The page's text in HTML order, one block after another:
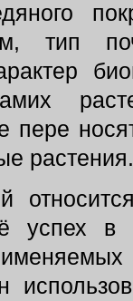
тип
пере
растения.
успех в